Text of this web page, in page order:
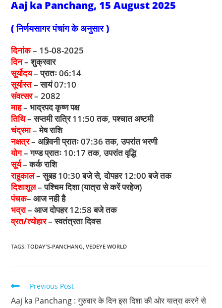
at
s
A
p
p
c
e
b
o
o
k
e
gr
a
m
ar
e
Aaj ka Panchang, 15 August 2025
( निर्णयसागर पंचांग के अनुसार )
दिनांक– 15-08-2025
दिन– शुक्रवार
सूर्योदय– प्रातः 06:14
सूर्यास्त– सायं 07:10
संवत्सर– 2082
माह– भाद्रपद कृष्ण पक्ष
तिथि– सप्तमी रात्रि 11:50 तक, पश्चात अष्टमी
चंद्रमा– मेष राशि
नक्षत्र– अश्र्विनी प्रातः 07:36 तक, उपरांत भरणी
योग– गण्ड प्रातः 10:17 तक, उपरांत वृद्धि
सूर्य– कर्क राशि
राहुकाल– सुबह 10:30 बजे से, दोपहर 12:00 बजे तक
दिशाशूल– पश्चिम दिशा (यात्रा से करें परहेज)
पंचक– आज नही है
भद्रा– आज दोपहर 12:58 बजे तक
व्रत/त्योहार– स्वतंत्रता दिवस
TAGS:TODAY'S-PANCHANG VEDEYE WORLD
Previous Post
Aaj ka Panchang : गुरुवार के दिन इस दिशा की ओर यात्रा करने से